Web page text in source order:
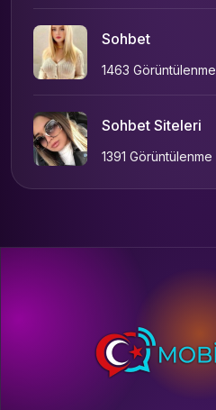
Sohbet
1463 Görüntülenme
Sohbet Siteleri
1391 Görüntülenme